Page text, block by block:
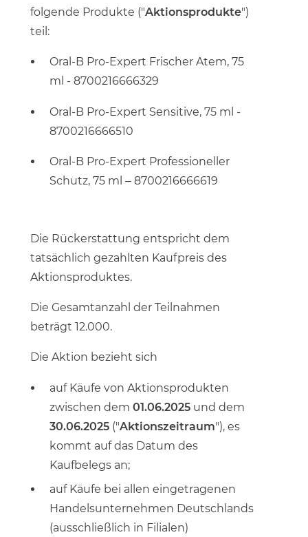
folgende Produkte ("Aktionsprodukte")
teil:
Oral-B Pro-Expert Frischer Atem, 75
ml - 8700216666329
Oral-B Pro-Expert Sensitive, 75 ml -
8700216666510
Oral-B Pro-Expert Professioneller
Schutz, 75 ml – 8700216666619
Die Rückerstattung entspricht dem
tatsächlich gezahlten Kaufpreis des
Aktionsproduktes.
Die Gesamtanzahl der Teilnahmen
beträgt 12.000.
Die Aktion bezieht sich
auf Käufe von Aktionsprodukten
zwischen dem 01.06.2025 und dem
30.06.2025 ("Aktionszeitraum"), es
kommt auf das Datum des
Kaufbelegs an;
auf Käufe bei allen eingetragenen
Handelsunternehmen Deutschlands
(ausschließlich in Filialen)